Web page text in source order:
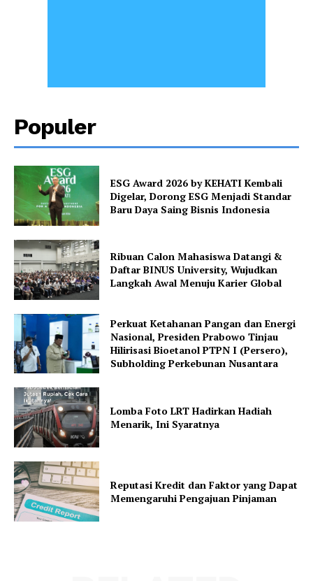
Populer
ESG Award 2026 by KEHATI Kembali
Digelar, Dorong ESG Menjadi Standar
Baru Daya Saing Bisnis Indonesia
Ribuan Calon Mahasiswa Datangi &
Daftar BINUS University, Wujudkan
Langkah Awal Menuju Karier Global
Perkuat Ketahanan Pangan dan Energi
Nasional, Presiden Prabowo Tinjau
Hilirisasi Bioetanol PTPN I (Persero),
Subholding Perkebunan Nusantara
Lomba Foto LRT Hadirkan Hadiah
Menarik, Ini Syaratnya
Reputasi Kredit dan Faktor yang Dapat
Memengaruhi Pengajuan Pinjaman